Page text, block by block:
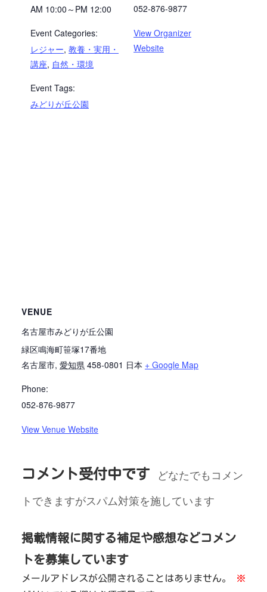
AM 10:00～PM 12:00
Event Categories:
レジャー, 教養・実用・
講座, 自然・環境
Event Tags:
みどりが丘公園
052-876-9877
View Organizer
Website
VENUE
名古屋市みどりが丘公園
緑区鳴海町笹塚17番地
名古屋市, 愛知県 458-0801 日本 + Google Map
Phone:
052-876-9877
View Venue Website
コメント受付中です
どなたでもコメン
トできますがスパム対策を施しています
掲載情報に関する補足や感想などコメン
トを募集しています
メールアドレスが公開されることはありません。
※